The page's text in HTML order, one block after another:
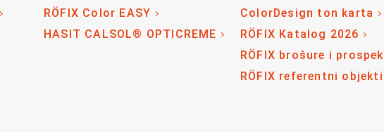
RÖFIX Color EASY
HASIT CALSOL® OPTICREME
ColorDesign ton karta
RÖFIX Katalog 2026
RÖFIX brošure i
RÖFIX referentni objekti